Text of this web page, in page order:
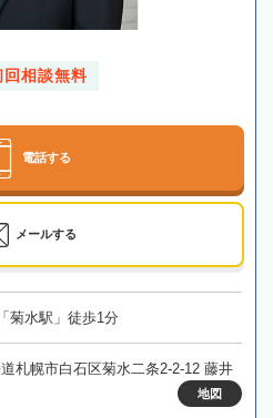
回相談無料
電話する
メールする
菊水駅」徒歩1分
札幌市白石区菊水二条2-2-12 藤井
地図